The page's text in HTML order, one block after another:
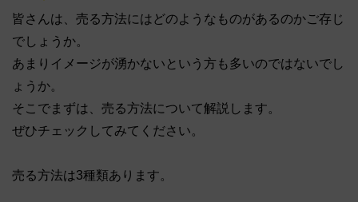
皆さんは、売る方法にはどのようなものがあるのかご存じ
でしょうか。
あまりイメージが湧かないという方も多いのではないでし
ょうか。
そこでまずは、売る方法について解説します。
ぜひチェックしてみてください。
売る方法は3種類あります。